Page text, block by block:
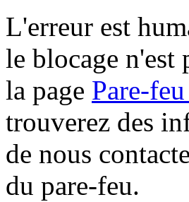
L'erreur est
le blocage n'est
la page Pare-
trouverez des
de nous
du pare-feu.